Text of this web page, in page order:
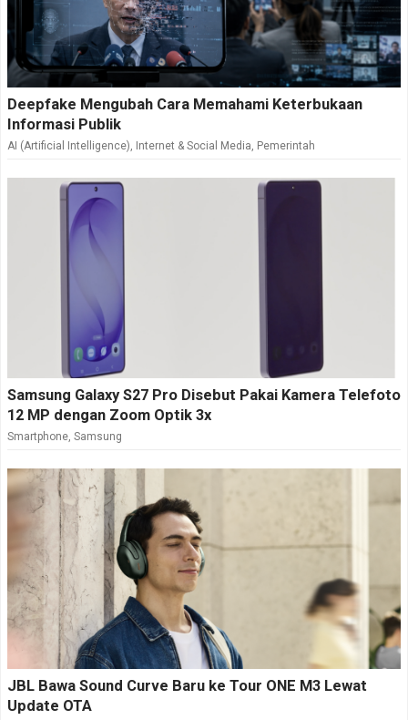
Deepfake Mengubah Cara Memahami Keterbukaan
Informasi Publik
AI (Artificial Intelligence), Internet & Social Media, Pemerintah
Samsung Galaxy S27 Pro Disebut Pakai Kamera Telefoto
12 MP dengan Zoom Optik 3x
Smartphone, Samsung
JBL Bawa Sound Curve Baru ke Tour ONE M3 Lewat
Update OTA